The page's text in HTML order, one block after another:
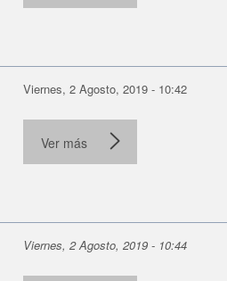
Viernes, 2 Agosto, 2019 - 10:42
Ver más
Viernes, 2 Agosto, 2019 - 10:44